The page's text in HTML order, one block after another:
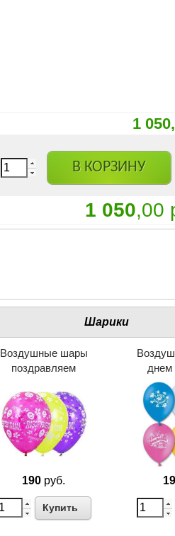
1
В КОРЗИНУ
1 050,00
Шарики
Воздушные шары
поздравляем
190 руб.
Купить
днем